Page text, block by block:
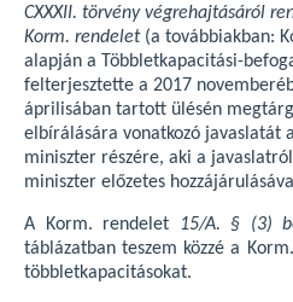
CXXXII. törvény végrehajtásáról
Korm. rendelet (a továbbiakban:
alapján a Többletkapacitási-
felterjesztette a 2017
áprilisában tartott ülésén
elbírálására vonatkozó javaslatát
miniszter részére, aki a
miniszter előzetes
A Korm. rendelet 15/A. § (3)
táblázatban teszem közzé a
többletkapacitásokat.